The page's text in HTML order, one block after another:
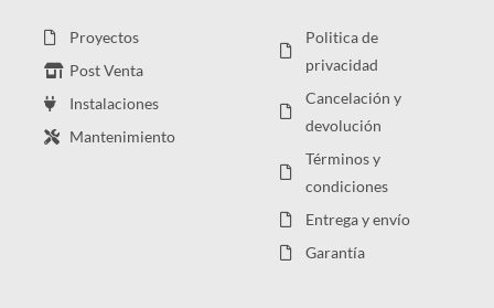
Proyectos
Post Venta
Instalaciones
Mantenimiento
Politica de
privacidad
Cancelación y
devolución
Términos y
condiciones
Entrega y envío
Garantía